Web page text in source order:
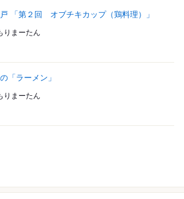
「第２回 オブチキカップ（鶏料理）」
りまーたん
「ラーメン」
りまーたん